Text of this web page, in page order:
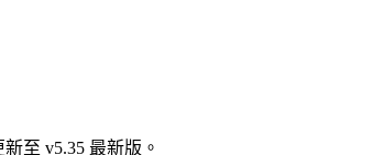
至 v5.35 最新版。